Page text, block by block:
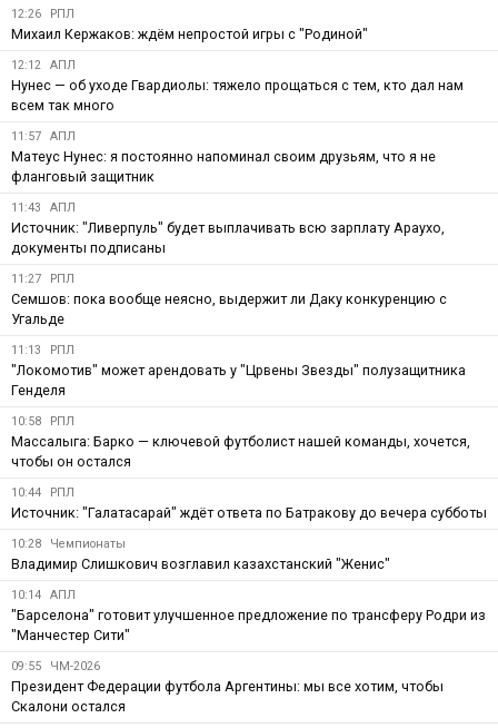
12:26 РПЛ
Михаил Кержаков: ждём непростой игры с "Родиной"
12:12 АПЛ
Нунес — об уходе Гвардиолы: тяжело прощаться с тем, кто дал нам
всем так много
11:57 АПЛ
Матеус Нунес: я постоянно напоминал своим друзьям, что я не
фланговый защитник
11:43 АПЛ
Источник: "Ливерпуль" будет выплачивать всю зарплату Араухо,
документы подписаны
11:27 РПЛ
Семшов: пока вообще неясно, выдержит ли Даку конкуренцию с
Угальде
11:13 РПЛ
"Локомотив" может арендовать у "Црвены Звезды" полузащитника
Генделя
10:58 РПЛ
Массалыга: Барко — ключевой футболист нашей команды, хочется,
чтобы он остался
10:44 РПЛ
Источник: "Галатасарай" ждёт ответа по Батракову до вечера субботы
10:28 Чемпионаты
Владимир Слишкович возглавил казахстанский "Женис"
10:14 АПЛ
"Барселона" готовит улучшенное предложение по трансферу Родри из
"Манчестер Сити"
09:55 ЧМ-2026
Президент Федерации футбола Аргентины: мы все хотим, чтобы
Скалони остался